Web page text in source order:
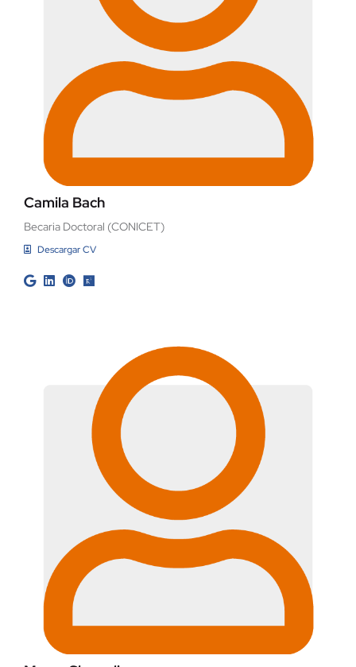
Camila Bach
Becaria Doctoral (CONICET)
Descargar CV